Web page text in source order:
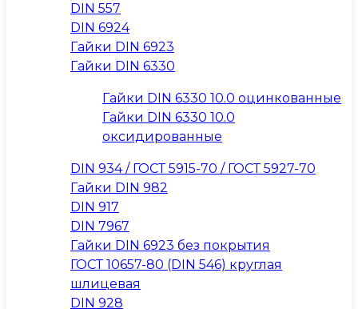
DIN 557
DIN 6924
Гайки DIN 6923
Гайки DIN 6330
Гайки DIN 6330 10.0 оцинкованные
Гайки DIN 6330 10.0
оксидированные
DIN 934 / ГОСТ 5915-70 / ГОСТ 5927-70
Гайки DIN 982
DIN 917
DIN 7967
Гайки DIN 6923 без покрытия
ГОСТ 10657-80 (DIN 546) круглая
шлицевая
DIN 928